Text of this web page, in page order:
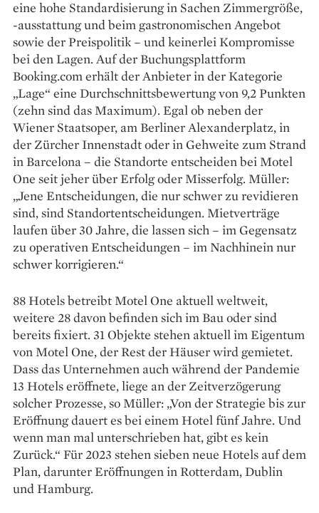
eine hohe Standardisierung in Sachen Zimmergröße,
-ausstattung und beim gastronomischen Angebot
sowie der Preispolitik – und keinerlei Kompromisse
bei den Lagen. Auf der Buchungsplattform
Booking.com erhält der Anbieter in der Kategorie
„Lage“ eine Durchschnittsbewertung von 9,2 Punkten
(zehn sind das Maximum). Egal ob neben der
Wiener Staatsoper, am Berliner Alexanderplatz, in
der Zürcher Innenstadt oder in Gehweite zum Strand
in Barcelona – die Standorte entscheiden bei Motel
One seit jeher über Erfolg oder Misserfolg. Müller:
„Jene Entscheidungen, die nur schwer zu revidieren
sind, sind Standortentscheidungen. Mietverträge
laufen über 30 Jahre, die lassen sich – im Gegensatz
zu operativen Entscheidungen – im Nachhinein nur
schwer korrigieren.“
88 Hotels betreibt Motel One aktuell weltweit,
weitere 28 davon befinden sich im Bau oder sind
bereits fixiert. 31 Objekte stehen aktuell im Eigentum
von Motel One, der Rest der Häuser wird gemietet.
Dass das Unternehmen auch während der Pandemie
13 Hotels eröffnete, liege an der Zeitverzögerung
solcher Prozesse, so Müller: „Von der Strategie bis zur
Eröffnung dauert es bei einem Hotel fünf Jahre. Und
wenn man mal unterschrieben hat, gibt es kein
Zurück.“ Für 2023 stehen sieben neue Hotels auf dem
Plan, darunter Eröffnungen in Rotterdam, Dublin
und Hamburg.